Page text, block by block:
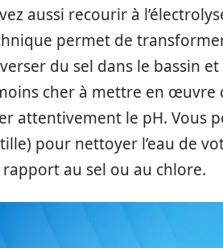
aussi recourir à
permet de
du sel dans le bassin
cher à mettre en œuvre
attentivement le pH. Vous
pour nettoyer l’eau de
au sel ou au chlore.